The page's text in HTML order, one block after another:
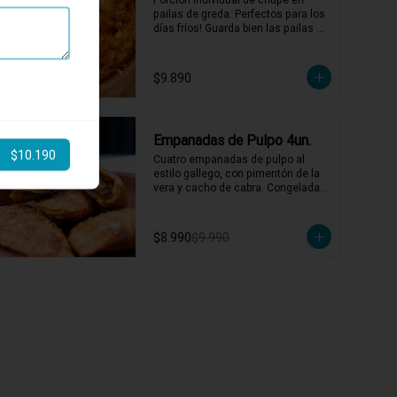
pailas de greda. Perfectos para los
días fríos! Guarda bien las pailas de
$9.890
-10% Empanadas de Pulpo 4un.
Cuatro empanadas de pulpo al
estilo gallego, con pimentón de la
vera y cacho de cabra. Congeladas
$8.990$9.990
$10.190